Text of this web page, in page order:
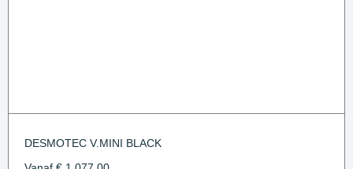
DESMOTEC V.MINI BLACK